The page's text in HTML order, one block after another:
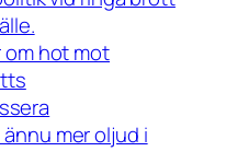
om hot mot
mer oljud i